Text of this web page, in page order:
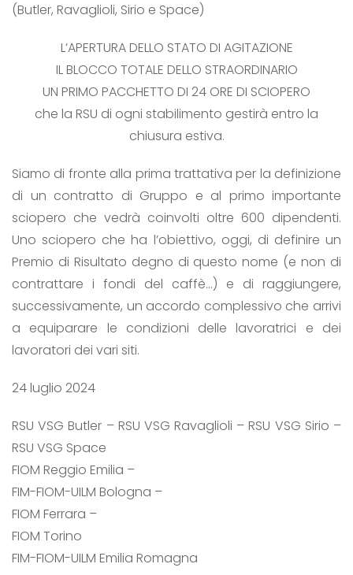
(Butler, Ravaglioli, Sirio e Space)
L’APERTURA DELLO STATO DI AGITAZIONE
IL BLOCCO TOTALE DELLO STRAORDINARIO
UN PRIMO PACCHETTO DI 24 ORE DI SCIOPERO
che la RSU di ogni stabilimento gestirà entro la
chiusura estiva.
Siamo di fronte alla prima trattativa per la definizione
di un contratto di Gruppo e al primo importante
sciopero che vedrà coinvolti oltre 600 dipendenti.
Uno sciopero che ha l’obiettivo, oggi, di definire un
Premio di Risultato degno di questo nome (e non di
contrattare i fondi del caffè…) e di raggiungere,
successivamente, un accordo complessivo che arrivi
a equiparare le condizioni delle lavoratrici e dei
lavoratori dei vari siti.
24 luglio 2024
RSU VSG Butler – RSU VSG Ravaglioli – RSU VSG Sirio –
RSU VSG Space
FIOM Reggio Emilia –
FIM-FIOM-UILM Bologna –
FIOM Ferrara –
FIOM Torino
FIM-FIOM-UILM Emilia Romagna